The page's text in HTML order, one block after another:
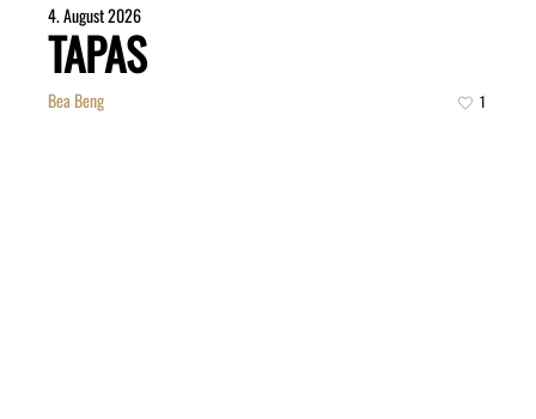
4. August 2026
TAPAS
Bea Beng 1